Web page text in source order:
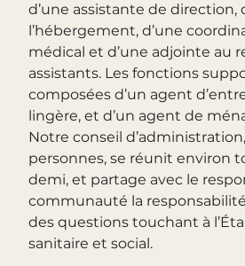
d’une assistante de direction,
l’hébergement, d’une
médical et d’une adjointe au
assistants. Les fonctions
composées d’un agent
lingère, et d’un agent de
Notre conseil
personnes, se réunit environ
demi, et partage avec le
communauté la
des questions touchant à
sanitaire et social.